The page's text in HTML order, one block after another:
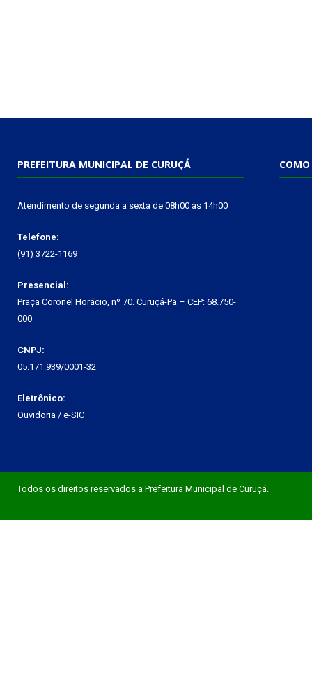
PREFEITURA MUNICIPAL DE CURUÇÁ
Atendimento de segunda a sexta de 08h00 às 14h00
Telefone:
(91) 3722-1169
Presencial:
Praça Coronel Horácio, nº 70. Curuçá-Pa – CEP: 68.750-
000
CNPJ:
05.171.939/0001-32
Eletrônico:
Ouvidoria / e-SIC
COMO
Todos os direitos reservados a Prefeitura Municipal de Curuçá.